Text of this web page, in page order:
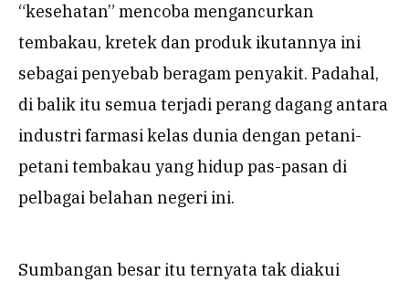
“kesehatan” mencoba mengancurkan
tembakau, kretek dan produk ikutannya ini
sebagai penyebab beragam penyakit. Padahal,
di balik itu semua terjadi perang dagang antara
industri farmasi kelas dunia dengan petani-
petani tembakau yang hidup pas-pasan di
pelbagai belahan negeri ini.
Sumbangan besar itu ternyata tak diakui